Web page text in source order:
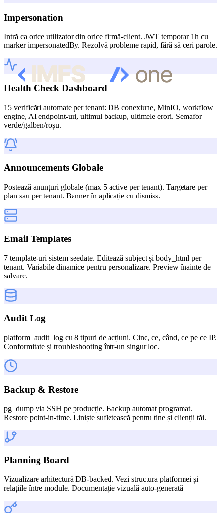
Impersonation
Intră ca orice utilizator din orice firmă-client. JWT temporar 1h cu
marker impersonatedBy. Rezolvă probleme rapid, fără să ceri parole.
Health Check Dashboard
15 verificări automate per tenant: DB conexiune, MinIO, workflow
engine, AI endpoint-uri, ultimul backup, ultimele erori. Semafor
verde/galben/roșu.
Announcements Globale
Postează anunțuri globale (max 5 active per tenant). Targetare per
plan sau per tenant. Banner în aplicație cu dismiss.
Email Templates
7 template-uri sistem seedate. Editează subject și body_html per
tenant. Variabile dinamice pentru personalizare. Preview înainte de
salvare.
Audit Log
platform_audit_log cu 8 tipuri de acțiuni. Cine, ce, când, de pe ce IP.
Conformitate și troubleshooting într-un singur loc.
Backup & Restore
pg_dump via SSH pe producție. Backup automat programat.
Restore point-in-time. Liniște sufletească pentru tine și clienții tăi.
Planning Board
Vizualizare arhitectură DB-backed. Vezi structura platformei și
relațiile între module. Documentație vizuală auto-generată.